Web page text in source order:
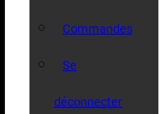
Commandes
Se
déconnecter